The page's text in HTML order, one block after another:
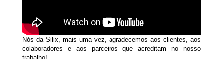
Nós da Silix, mais uma vez, agradecemos aos clientes, aos
colaboradores e aos parceiros que acreditam no nosso
trabalho!